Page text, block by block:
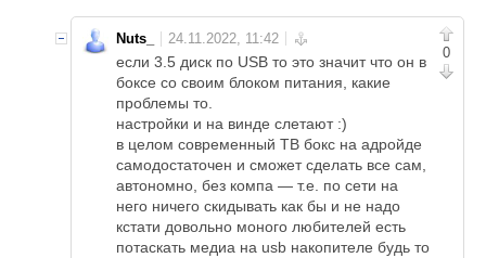
0
Nuts_
если 3.5 диск по USB то это значит что он в
боксе со своим блоком питания, какие
проблемы то.
настройки и на винде слетают :)
в целом современный ТВ бокс на адройде
самодостаточен и сможет сделать все сам,
автономно, без компа — т.е. по сети на
него ничего скидывать как бы и не надо
кстати довольно моного любителей есть
потаскать медиа на usb накопителе будь то